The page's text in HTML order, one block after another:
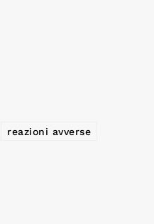
reazioni avverse